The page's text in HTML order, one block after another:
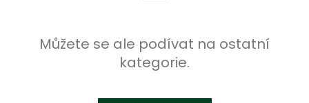
Můžete se ale podívat na ostatní
kategorie.